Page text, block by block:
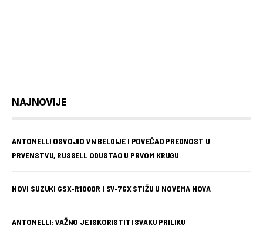
NAJNOVIJE
ANTONELLI OSVOJIO VN BELGIJE I POVEĆAO PREDNOST U
PRVENSTVU, RUSSELL ODUSTAO U PRVOM KRUGU
NOVI SUZUKI GSX-R1000R I SV-7GX STIŽU U NOVEMA NOVA
ANTONELLI: VAŽNO JE ISKORISTITI SVAKU PRILIKU